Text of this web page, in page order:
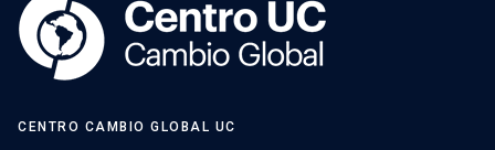
CENTRO CAMBIO GLOBAL UC